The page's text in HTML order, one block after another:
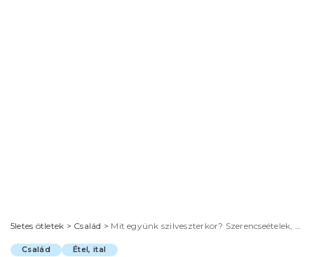
5letes ötletek > Család > Mit együnk szilveszterkor? Szerencseételek, könnyű falatok és vendégbarát menüsorok
Család Étel, ital